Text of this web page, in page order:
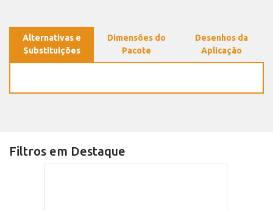
Alternativas e
Substituições
Dimensões do
Pacote
Desenhos da
Aplicação
Filtros em Destaque